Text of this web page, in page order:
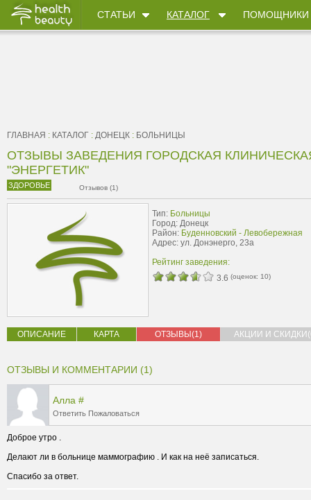
СТАТЬИ КАТАЛОГ ПОМОЩНИКИ
ГЛАВНАЯ : КАТАЛОГ : ДОНЕЦК : БОЛЬНИЦЫ
ОТЗЫВЫ ЗАВЕДЕНИЯ ГОРОДСКАЯ
"ЭНЕРГЕТИК"
ЗДОРОВЬЕ Отзывов (1)
Тип: Больницы
Город: Донецк
Район: Буденновский - Левобережная
Адрес: ул. Донэнерго, 23а
Рейтинг заведения:
3.6 (оценок: 10)
ОПИСАНИЕ КАРТА ОТЗЫВЫ(1) АКЦИИ И
ОТЗЫВЫ И КОММЕНТАРИИ (1)
Алла #
Ответить Пожаловаться
Спасибо за ответ.